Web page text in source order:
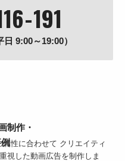
-191
9:00～19:00）
制作・
属性に合わせて クリエイティ
視した動画広告を制作しま